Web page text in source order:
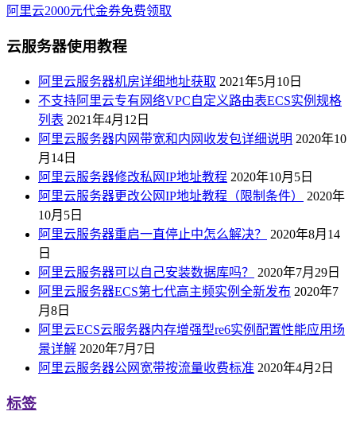
阿里云2000元代金券免费领取
云服务器使用教程
阿里云服务器机房详细地址获取 2021年5月10日
不支持阿里云专有网络VPC自定义路由表ECS实例规格
列表 2021年4月12日
阿里云服务器内网带宽和内网收发包详细说明 2020年10
月14日
阿里云服务器修改私网IP地址教程 2020年10月5日
阿里云服务器更改公网IP地址教程（限制条件）
2020年
10月5日
阿里云服务器重启一直停止中怎么解决？
2020年8月14
日
阿里云服务器可以自己安装数据库吗？
2020年7月29日
阿里云服务器ECS第七代高主频实例全新发布 2020年7
月8日
阿里云ECS云服务器内存增强型re6实例配置性能应用场
景详解 2020年7月7日
阿里云服务器公网宽带按流量收费标准 2020年4月2日
标签